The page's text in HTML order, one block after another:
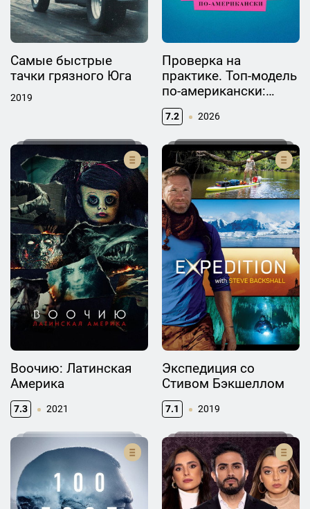
Самые быстрые
тачки грязного Юга
2019
Проверка на
практике. Топ-модель
по-американски:
взгляд изнутри
7.2 2026
Воочию: Латинская
Америка
7.3 2021
Экспедиция со
Стивом Бэкшеллом
7.1 2019